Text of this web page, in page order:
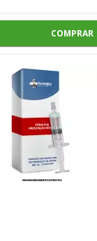
COMPRAR